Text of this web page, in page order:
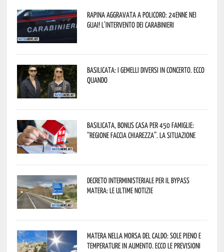
Rapina aggravata a Policoro: 24enne nei
guai! L’intervento dei Carabinieri
Basilicata: i Gemelli DiVersi in concerto. Ecco
quando
Basilicata, Bonus casa per 450 famiglie:
“Regione faccia chiarezza”. La situazione
Decreto interministeriale per il Bypass
Matera: le ultime notizie
Matera nella morsa del caldo: sole pieno e
temperature in aumento. Ecco le previsioni